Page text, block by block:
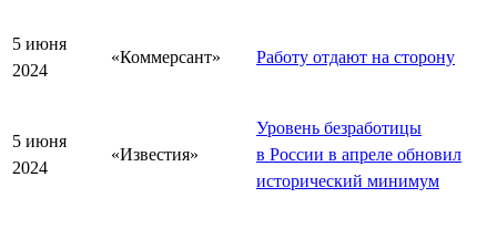
5 июня
2024
«Коммерсант» Работу отдают на сторону
5 июня
2024
«Известия»
Уровень безработицы
в России в апреле обновил
исторический минимум